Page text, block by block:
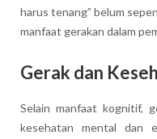
harus tenang” belum
manfaat gerakan dalam
Gerak dan
Selain manfaat kognitif,
kesehatan mental dan